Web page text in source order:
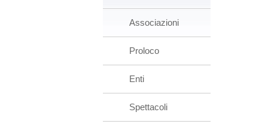
Associazioni
Proloco
Enti
Spettacoli